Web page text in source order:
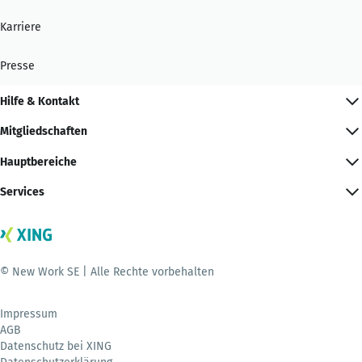
Karriere
Presse
Hilfe & Kontakt
Mitgliedschaften
Hauptbereiche
Services
© New Work SE | Alle Rechte vorbehalten
Impressum
AGB
Datenschutz bei XING